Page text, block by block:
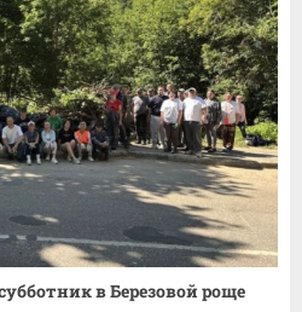
в Березовой роще